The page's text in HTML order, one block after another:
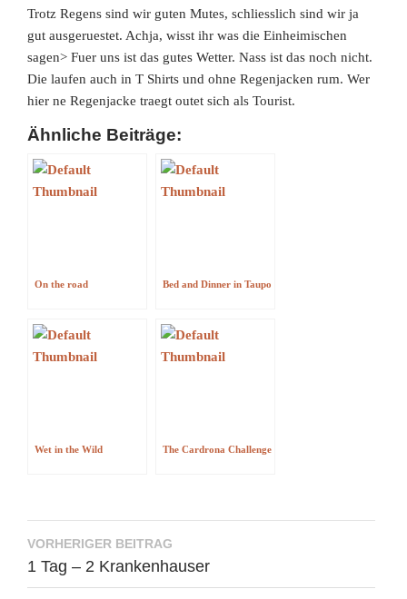
Trotz Regens sind wir guten Mutes, schliesslich sind wir ja
gut ausgeruestet. Achja, wisst ihr was die Einheimischen
sagen> Fuer uns ist das gutes Wetter. Nass ist das noch nicht.
Die laufen auch in T Shirts und ohne Regenjacken rum. Wer
hier ne Regenjacke traegt outet sichals Tourist.
Ähnliche Beiträge:
On the road Bed and Dinner in Taupo
Wet in the Wild The Cardrona Challenge
Beitragsnavigation
VORHERIGER BEITRAG
1 Tag – 2 Krankenhauser